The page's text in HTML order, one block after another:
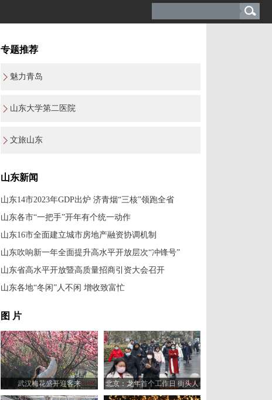
专题推荐
魅力青岛
山东大学第二医院
文旅山东
山东新闻
山东14市2023年GDP出炉 济青烟“三核”领跑全省
山东各市“一把手”开年有个统一动作
山东16市全面建立城市房地产融资协调机制
山东吹响新一年全面提升高水平开放层次“冲锋号”
山东省高水平开放暨高质量招商引资大会召开
山东各地“冬闲”人不闲 增收致富忙
图 片
武汉梅花盛开迎客来
北京：龙年首个工作日 街头人
流密集